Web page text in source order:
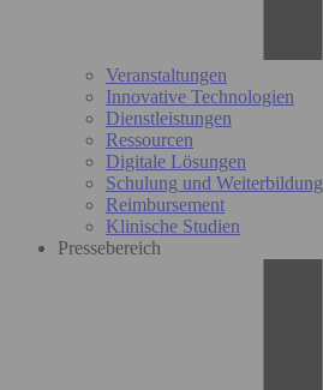
Veranstaltungen
Innovative Technologien
Dienstleistungen
Ressourcen
Digitale Lösungen
Schulung und Weiterbildung
Reimbursement
Klinische Studien
Pressebereich